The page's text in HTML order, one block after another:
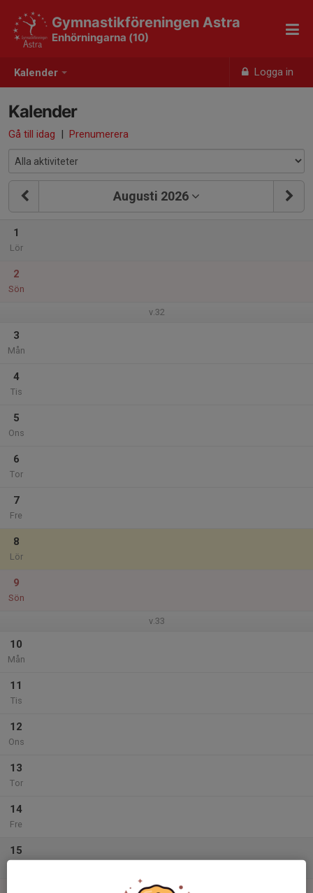
Kalender Logga in
Gymnastikföreningen Astra
Enhörningarna (10)
Kalender
Gå till idag | Prenumerera
Augusti 2026
1
Lör
2
Sön
v.32
3
Mån
4
Tis
5
Ons
6
Tor
7
Fre
8
Lör
9
Sön
v.33
10
Mån
11
Tis
12
Ons
13
Tor
14
Fre
15